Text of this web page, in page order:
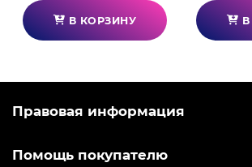
В КОРЗИНУ
Правовая информация
Помощь покупателю